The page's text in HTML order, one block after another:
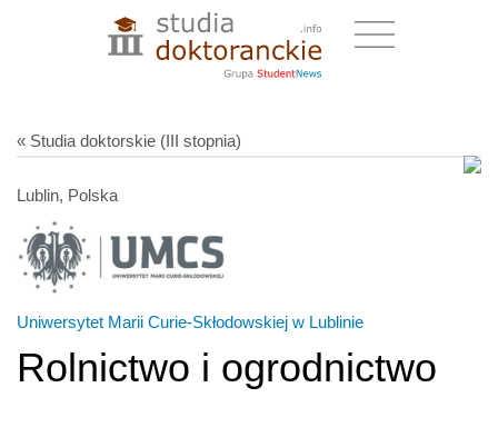
« Studia doktorskie (III stopnia)
Lublin, Polska
Uniwersytet Marii Curie-Skłodowskiej w Lublinie
Rolnictwo i ogrodnictwo